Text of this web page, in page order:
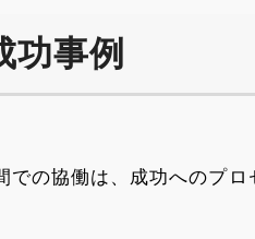
功事例
での協働は、成功へのプ